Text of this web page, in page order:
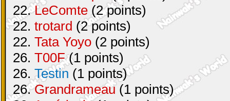
22.LeComte (2 points)
22. trotard (2 points)
22. Tata Yoyo (2 points)
26. T00F(1 points)
26. Testin (1 points)
26.Grandrameau (1 points)